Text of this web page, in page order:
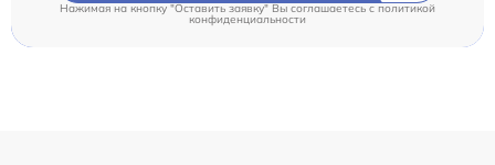
Нажимая на кнопку "Оставить заявку" Вы соглашаетесь c политикой
конфиденциальности